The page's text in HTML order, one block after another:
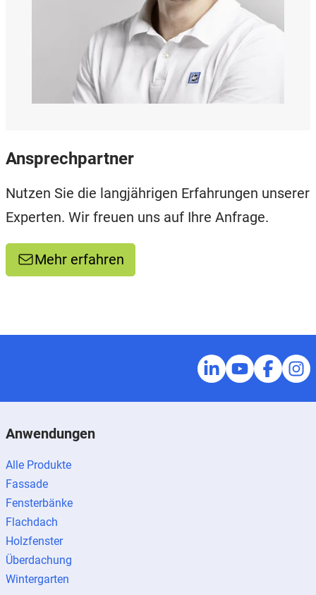
Ansprechpartner
Nutzen Sie die langjährigen Erfahrungen unserer
Experten. Wir freuen uns auf Ihre Anfrage.
Mehr erfahren
Anwendungen
Alle Produkte
Fassade
Fensterbänke
Flachdach
Holzfenster
Überdachung
Wintergarten